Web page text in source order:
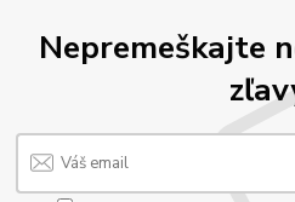
Nepremeškajte